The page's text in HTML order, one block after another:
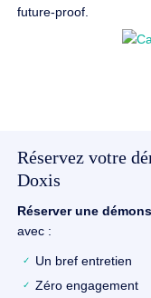
future-proof.
Réservez votre
Doxis
Réserver une
avec :
Un bref entretien
Zéro engagement